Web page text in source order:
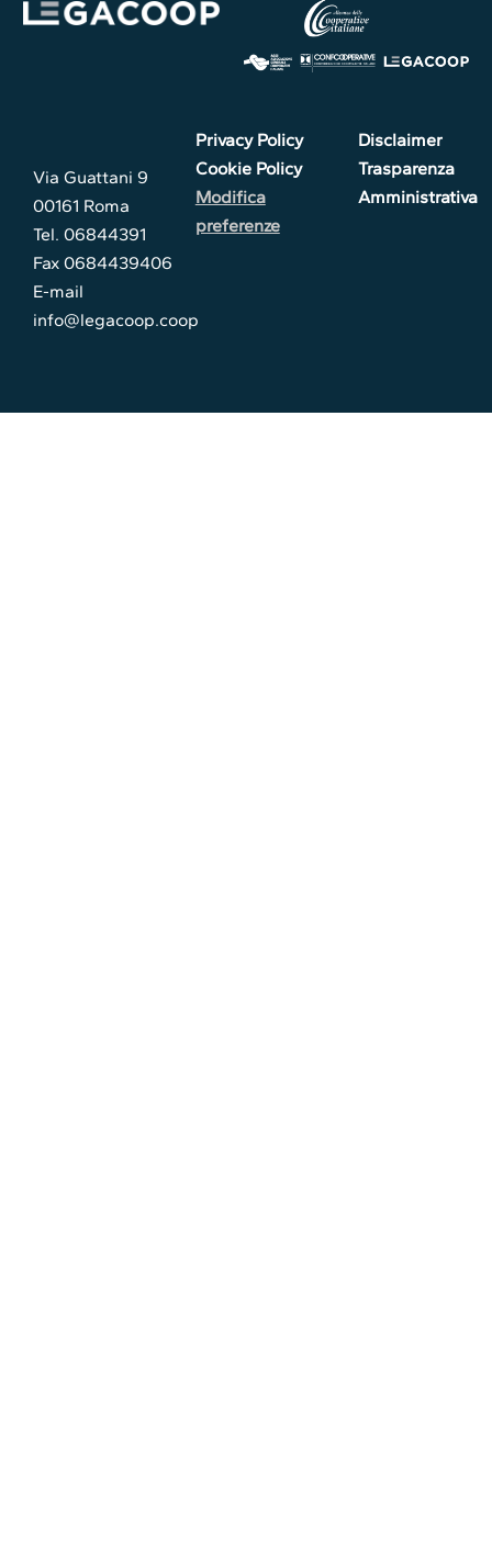
Via Guattani 9
00161 Roma
Tel. 06844391
Fax 0684439406
E-mail
info@legacoop.coop
Privacy Policy
Cookie Policy
Modifica
preferenze
Disclaimer
Trasparenza
Amministrativa